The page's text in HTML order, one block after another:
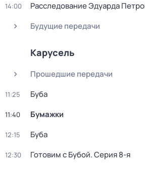
14:00
Расследование Эдуарда
Будущие передачи
Карусель
Прошедшие передачи
11:25 Буба
11:40 Бумажки
12:15 Буба
12:30 Готовим с Бубой. Серия 8-я